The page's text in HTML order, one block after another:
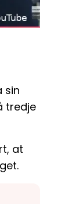
sin
tredje
at